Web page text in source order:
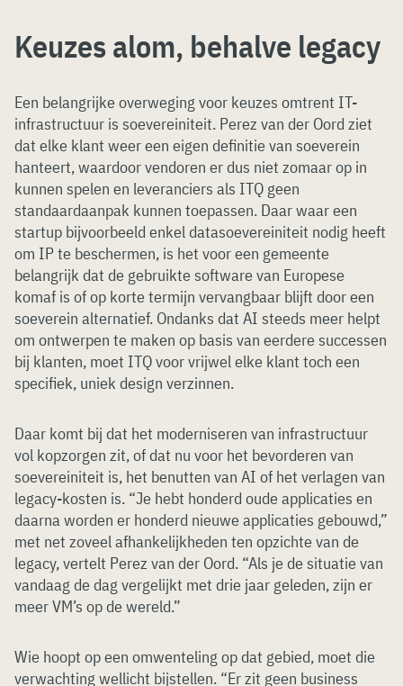
Keuzes alom, behalve legacy
Een belangrijke overweging voor keuzes omtrent IT-
infrastructuur is soevereiniteit. Perez van der Oord ziet
dat elke klant weer een eigen definitie van soeverein
hanteert, waardoor vendoren er dus niet zomaar op in
kunnen spelen en leveranciers als ITQ geen
standaardaanpak kunnen toepassen. Daar waar een
startup bijvoorbeeld enkel datasoevereiniteit nodig heeft
om IP te beschermen, is het voor een gemeente
belangrijk dat de gebruikte software van Europese
komaf is of op korte termijn vervangbaar blijft door een
soeverein alternatief. Ondanks dat AI steeds meer helpt
om ontwerpen te maken op basis van eerdere successen
bij klanten, moet ITQ voor vrijwel elke klant toch een
specifiek, uniek design verzinnen.
Daar komt bij dat het moderniseren van infrastructuur
vol kopzorgen zit, of dat nu voor het bevorderen van
soevereiniteit is, het benutten van AI of het verlagen van
legacy-kosten is. “Je hebt honderd oude applicaties en
daarna worden er honderd nieuwe applicaties gebouwd,”
met net zoveel afhankelijkheden ten opzichte van de
legacy, vertelt Perez van der Oord. “Als je de situatie van
vandaag de dag vergelijkt met drie jaar geleden, zijn er
meer VM’s op de wereld.”
Wie hoopt op een omwenteling op dat gebied, moet die
verwachting wellicht bijstellen. “Er zit geen business